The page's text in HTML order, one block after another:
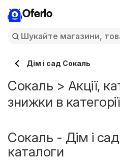
Oferlo
Дім і сад Сокаль
Сокаль > Акції,
знижки в
Сокаль - Дім і сад
каталоги